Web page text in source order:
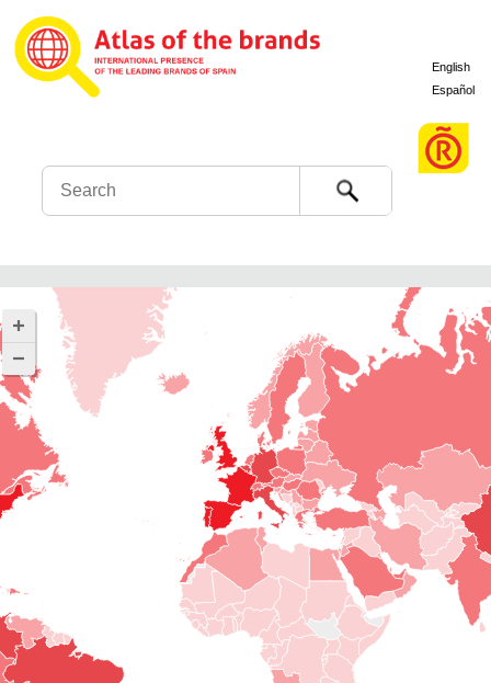
Search
English
Español